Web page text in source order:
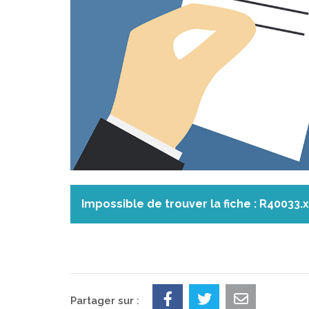
Impossible de trouver la fiche :
Partager sur :